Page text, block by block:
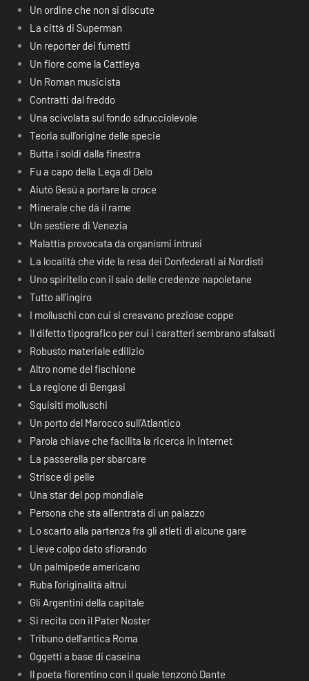
Un ordine che non si discute
La città di Superman
Un reporter dei fumetti
Un fiore come la Cattleya
Un Roman musicista
Contratti dal freddo
Una scivolata sul fondo sdrucciolevole
Teoria sull’origine delle specie
Butta i soldi dalla finestra
Fu a capo della Lega di Delo
Aiutò Gesù a portare la croce
Minerale che dà il rame
Un sestiere di Venezia
Malattia provocata da organismi intrusi
La località che vide la resa dei Confederati ai Nordisti
Uno spiritello con il saio delle credenze napoletane
Tutto all’ingiro
I molluschi con cui si creavano preziose coppe
Il difetto tipografico per cui i caratteri sembrano sfalsati
Robusto materiale edilizio
Altro nome del fischione
La regione di Bengasi
Squisiti molluschi
Un porto del Marocco sull’Atlantico
Parola chiave che facilita la ricerca in Internet
La passerella per sbarcare
Strisce di pelle
Una star del pop mondiale
Persona che sta all’entrata di un palazzo
Lo scarto alla partenza fra gli atleti di alcune gare
Lieve colpo dato sfiorando
Un palmipede americano
Ruba l’originalità altrui
Gli Argentini della capitale
Si recita con il Pater Noster
Tribuno dell’antica Roma
Oggetti a base di caseina
Il poeta fiorentino con il quale tenzonò Dante